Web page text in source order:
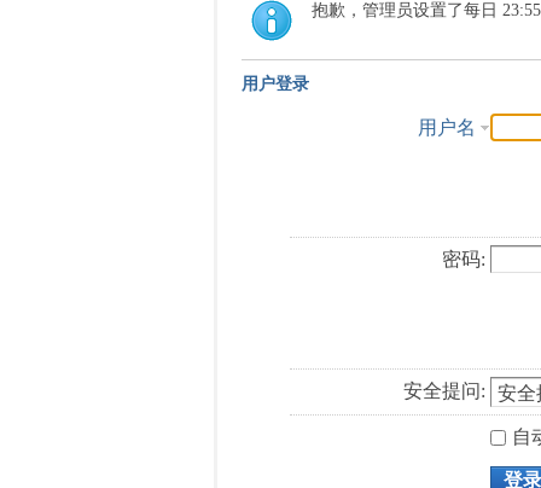
抱歉，管理员设置了每日
用户登录
用户名
密码:
安全提问:
自
登录